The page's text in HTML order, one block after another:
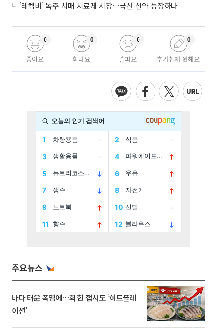
‘레켐비’ 독주 치매 치료제 시장…국산 신약 등장하나
좋아요
0
화나요
0
슬퍼요
0
추가취재 원해요
0
주요뉴스
바다 태운 폭염에…회 한 접시도 ‘히트플레
이션’